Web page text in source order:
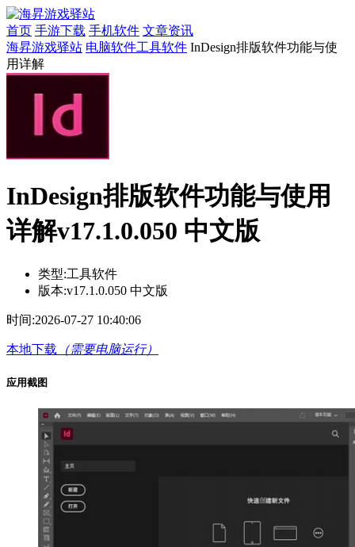
首页 手游下载 手机软件 文章资讯
海昇游戏驿站 电脑软件工具软件 InDesign排版软件功能与使
用详解
InDesign排版软件功能与使用
详解v17.1.0.050 中文版
类型:工具软件
版本:v17.1.0.050 中文版
时间:2026-07-27 10:40:06
本地下载 （需要电脑运行）
应用截图